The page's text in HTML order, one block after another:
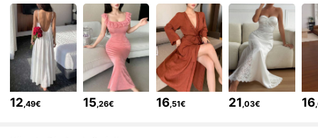
4,86 6.6M Follower
4,86 6.6M Follower
12,49€ 15,26€ 16,51€ 21,03€ 16